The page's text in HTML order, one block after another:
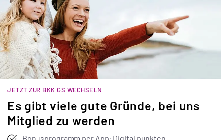
JETZT ZUR BKK GS WECHSELN
Es gibt viele gute Gründe, bei uns
Mitglied zu werden
Bonusprogramm per App: Digital punkten